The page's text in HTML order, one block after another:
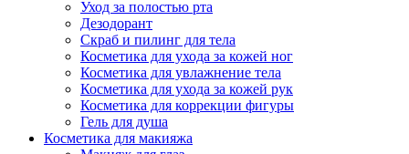
Уход за полостью рта
Дезодорант
Скраб и пилинг для тела
Косметика для ухода за кожей ног
Косметика для увлажнение тела
Косметика для ухода за кожей рук
Косметика для коррекции фигуры
Гель для душа
Косметика для макияжа